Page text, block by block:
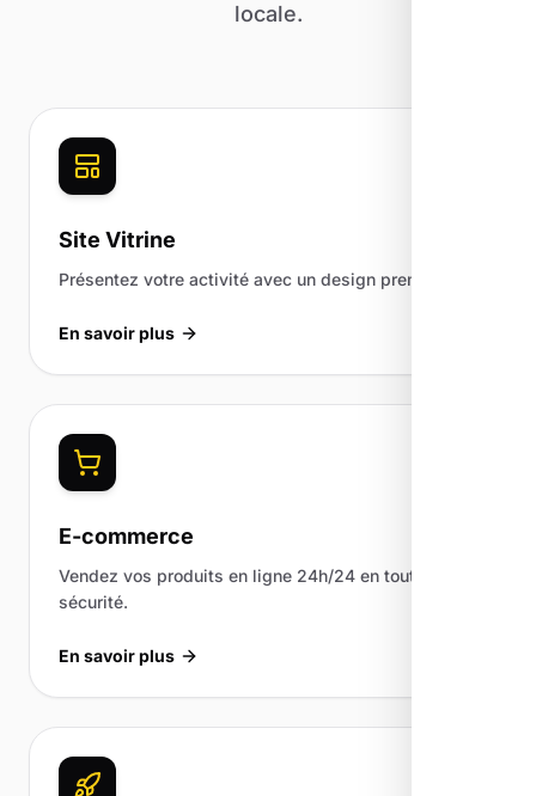
locale.
Site Vitrine
Présentez votre activité avec un design premium.
En savoir plus
E-commerce
Vendez vos produits en ligne 24h/24 en toute
sécurité.
En savoir plus